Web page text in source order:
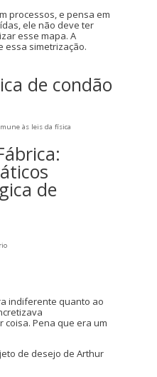
processos, e pensa em
ele não deve ter
esse mapa. A
essa simetrização.
de condão
às leis da física
de
indiferente quanto ao
Pena que era um
de desejo de Arthur